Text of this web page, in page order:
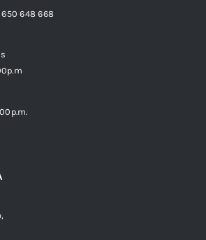
650 648 668